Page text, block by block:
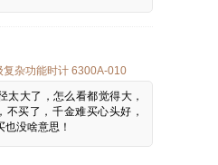
复杂功能时计 6300A-010
太大了，怎么看都觉得大，
不买了，千金难买心头好，
也没啥意思！